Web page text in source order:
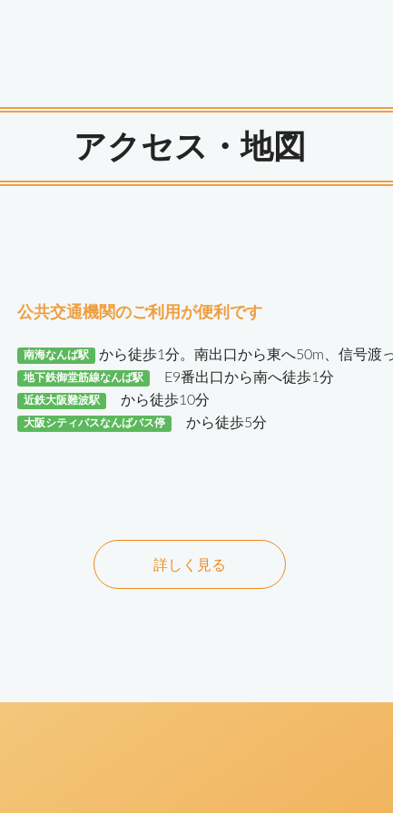
アクセス・地図
公共交通機関のご利用が便利です
南海なんば駅 から徒歩1分。南出口から東へ50m、信号渡
地下鉄御堂筋線なんば駅 E9番出口から南へ徒歩1分
近鉄大阪難波駅 から徒歩10分
大阪シティバスなんばバス停 から徒歩5分
詳しく見る